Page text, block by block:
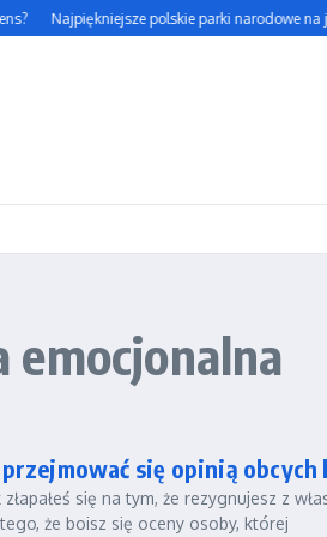
Najpiękniejsze polskie parki narodowe na
się opinią obcych
się na tym, że rezygnujesz z
że boisz się oceny osoby, której